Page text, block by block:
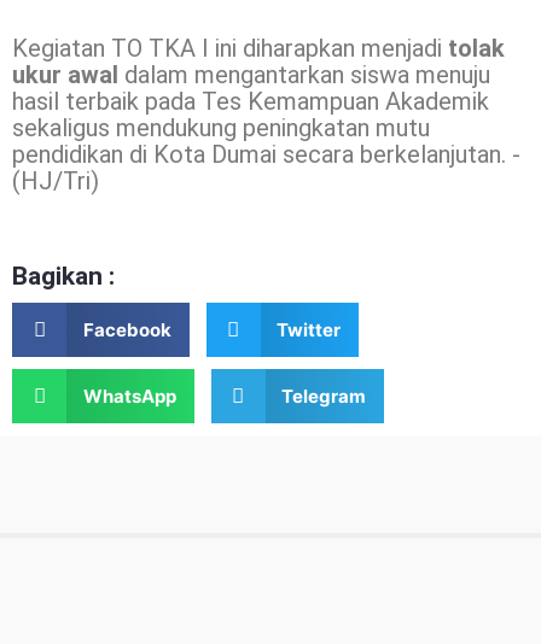
Kegiatan TO TKA I ini diharapkan menjadi tolak
ukur awal dalam mengantarkan siswa menuju
hasil terbaik pada Tes Kemampuan Akademik
sekaligus mendukung peningkatan mutu
pendidikan di Kota Dumai secara berkelanjutan. -
(HJ/Tri)
Bagikan :
Facebook Twitter
WhatsApp Telegram